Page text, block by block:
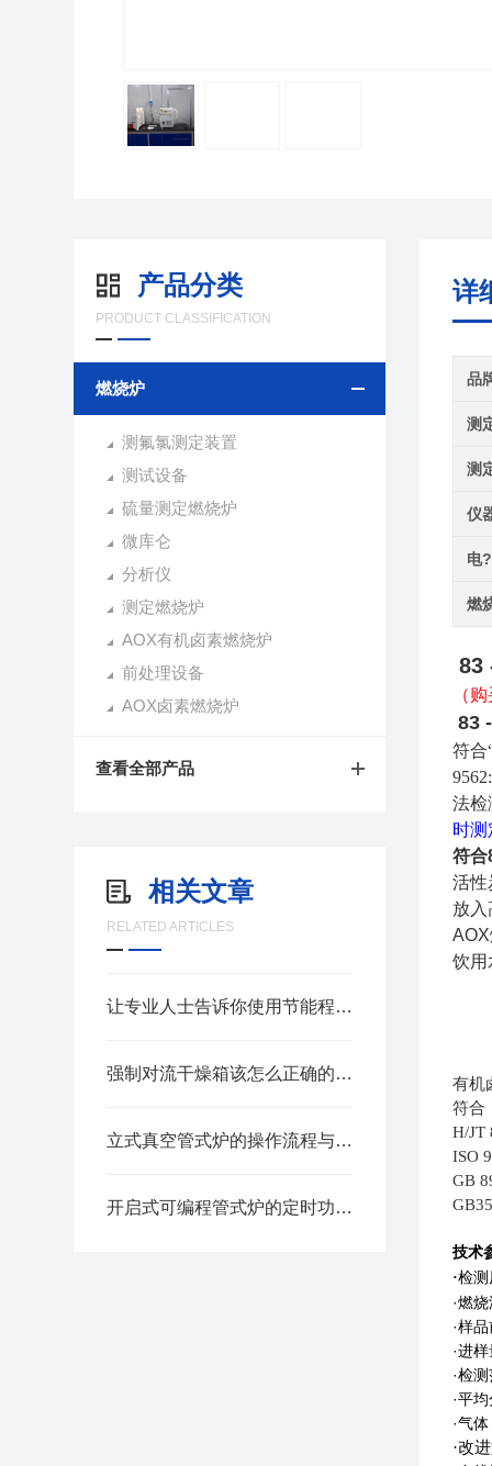
产品分类
PRODUCT CLASSIFICATION
燃烧炉
测氟氯测定装置
测试设备
硫量测定燃烧炉
微库仑
分析仪
测定燃烧炉
AOX有机卤素燃烧炉
前处理设备
AOX卤素燃烧炉
查看全部产品
相关文章
RELATED ARTICLES
让专业人士告诉你使用节能程控真空炉的好处都有哪些
强制对流干燥箱该怎么正确的操作
立式真空管式炉的操作流程与维护要点
开启式可编程管式炉的定时功能怎么用？3分钟就能学会！
详
品
测
测
仪
电
燃
83
（
83
符合
法检
时
符合
活性
放
饮用
有机
符合
H/JT
ISO
GB
技术
·检测
·燃
·样
·进
·检
·平
·气
·改